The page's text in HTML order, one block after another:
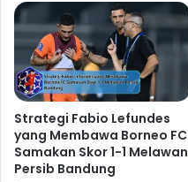
Strategi Fabio Lefundes
yang Membawa Borneo FC
Samakan Skor 1-1 Melawan
Persib Bandung